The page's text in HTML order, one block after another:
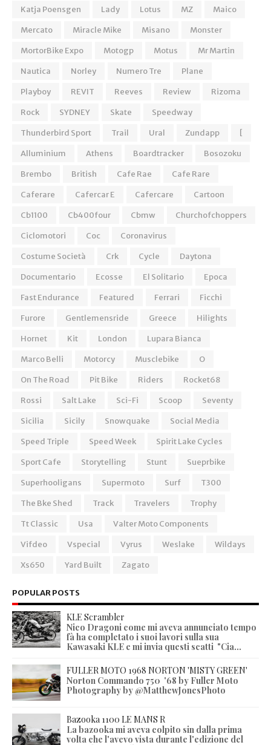
Katja Poensgen
Lady Lotus MZ
Maico
Mercato
Miracle Mike Misano
Monster
MortorBike Expo
Motogp Motus
Mr Martin
Nautica
Norley Numero Tre
Plane
Playboy
REVIT Reeves Review
Rizoma
Rock
SYDNEY Skate
Speedway
Thunderbird Sport
Trail Ural Zundapp
[
Alluminium
Athens Boardtracker
Bosozoku
Brembo
British Cafe Rae
Cafe Rare
Caferare
Cafercar E Cafercare
Cartoon
Cb1100
Cb400four Cbmw
Churchofchoppers
Ciclomotori
Coc
Coronavirus
Costume Società
Crk Cycle
Daytona
Documentario
Ecosse El Solitario
Epoca
Fast Endurance
Featured Ferrari
Ficchi
Furore
Gentlemensride Greece
Hilights
Hornet
Kit London
Lupara Bianca
Marco Belli
Motorcy Musclebike
O
On The Road
Pit Bike Riders
Rocket68
Rossi
Salt Lake Sci-Fi Scoop
Seventy
Sicilia
Sicily Snowquake
Social Media
Speed Triple
Speed Week
Spirit Lake Cycles
Sport Cafe
Storytelling Stunt
Sueprbike
Superhooligans
Supermoto Surf
T300
The Bke Shed
Track Travelers
Trophy
Tt Classic
Usa
Valter Moto Components
Vifdeo
Vspecial Vyrus Weslake
Wildays
Xs650
Yard Built Zagato
POPULAR POSTS
KLE Scrambler
Nico Dragoni come mi aveva annunciato tempo
fà ha completato i suoi lavori sulla sua
Kawasaki KLE e mi invia questi scatti "Cia...
FULLER MOTO 1968 NORTON 'MISTY GREEN'
Norton Commando 750 '68 by Fuller Moto
Photography by @MatthewJonesPhoto
Bazooka 1100 LE MANS R
La bazooka mi aveva colpito sin dalla prima
volta che l'avevo vista durante l'edizione del